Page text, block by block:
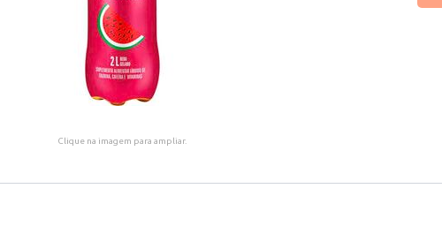
Clique na imagem para ampliar.